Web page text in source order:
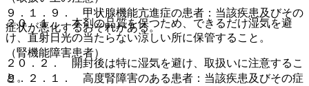
２０．１． 本剤の品質を保つため、できるだけ湿気を避
け、直射日光の当たらない涼しい所に保管すること。
２０．２． 開封後は特に湿気を避け、取扱いに注意するこ
と。
９．１．９． 甲状腺機能亢進症の患者：当該疾患及びその
症状が悪化するおそれがある。
（腎機能障害患者）
９．２．１． 高度腎障害のある患者：当該疾患及びその症